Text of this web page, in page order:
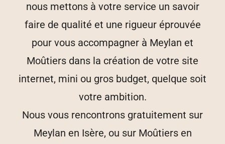
nous mettons à votre service un savoir
faire de qualité et une rigueur éprouvée
pour vous accompagner à Meylan et
Moûtiers dans la création de votre site
internet, mini ou gros budget, quelque soit
votre ambition.
Nous vous rencontrons gratuitement sur
Meylan en Isère, ou sur Moûtiers en